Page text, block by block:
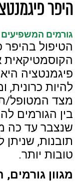
היפר
גורמים המשפיעים
הטיפול בהיפר
הקוסמטיקאית
פיגמנטציה
להיות כרונית,
מצד המטופל/
בין הגורמים
שנצבר עד כה
תובנות, שניתן
טובות יותר.
מגוון